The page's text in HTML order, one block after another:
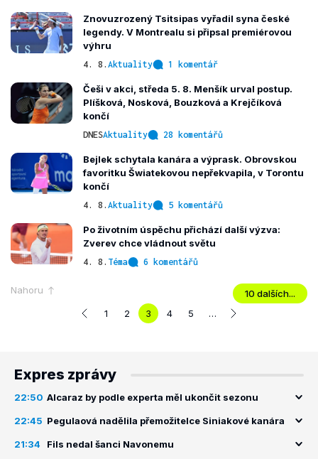
Znovuzrozený Tsitsipas vyřadil syna české
legendy. V Montrealu si připsal premiérovou
výhru
4. 8. Aktuality 1 komentář
Češi v akci, středa 5. 8. Menšík urval postup.
Plíšková, Nosková, Bouzková a Krejčíková
končí
DNESAktuality 28 komentářů
Bejlek schytala kanára a výprask. Obrovskou
favoritku Šwiatekovou nepřekvapila, v Torontu
končí
4. 8. Aktuality 5 komentářů
Po životním úspěchu přichází další výzva:
Zverev chce vládnout světu
4. 8. Téma 6 komentářů
Nahoru
10 dalších...
1
2 3 4 5 …
Expres zprávy
22:50 Alcaraz by podle experta měl ukončit sezonu
22:45 Pegulaová nadělila přemožitelce Siniakové kanára
21:34 Fils nedal šanci Navonemu